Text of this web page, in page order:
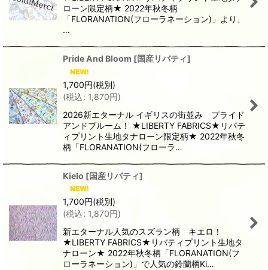
ローン限定柄★ 2022年秋冬柄
「FLORANATION(フローラネーション)」より、
…
Pride And Bloom [国産リバティ]
1,700円(税別)
(税込: 1,870円)
2026新エターナル イギリスの街並み プライド
アンドブルーム！ ★LIBERTY FABRICS★リバテ
ィプリント生地タナローン限定柄★ 2022年秋冬
柄「FLORANATION(フローラ…
Kielo [国産リバティ]
1,700円(税別)
(税込: 1,870円)
新エターナル人気のスズラン柄 キエロ！
★LIBERTY FABRICS★リバティプリント生地タ
ナローン★ 2022年秋冬柄「FLORANATION(フ
ローラネーション)」で人気の鈴蘭柄Ki…